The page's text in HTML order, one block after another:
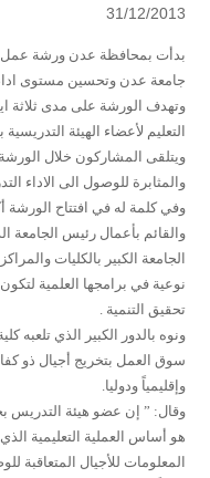
31/12/2013
بدأت بمحافظة عدن ورشة عمل
جامعة عدن وتحسين مستوى
وتهدف الورشة على مدى ثلاثة
التعليم لأعضاء الهيئة التدريسية
ويتلقى المشاركون خلال
والمثابرة للوصول الى الاداء
وفي كلمة له في افتتاح
والقائم بأعمال رئيس الجامعة
الجامعة الكبير بالكليات
نوعية في برامجها العلمية
تحقيق التنمية .
ونوه بالدور الكبير الذي تلعبه
سوق العمل بتخريج أجيال ذو
وإقليمياً ودوليا.
وقال: ” إن عضو هيئة التدريس
هو أساس العملية التعليمية
المعلومات للأجيال